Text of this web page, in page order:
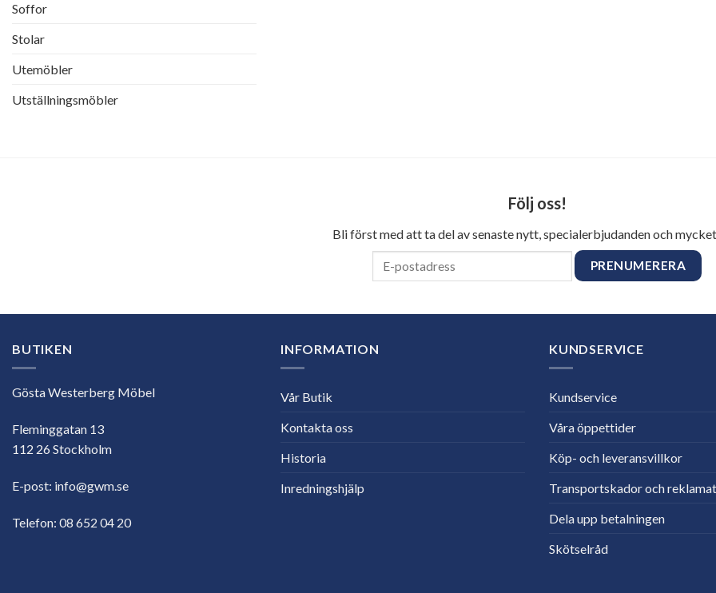
Soffor
Stolar
Utemöbler
Utställningsmöbler
Följ oss!
Bli först med att ta del av senaste nytt, specialerbjudanden och
BUTIKEN
Gösta Westerberg Möbel
Fleminggatan 13
112 26 Stockholm
E-post: info@gwm.se
Telefon: 08 652 04 20
INFORMATION
Vår Butik
Kontakta oss
Historia
Inredningshjälp
KUNDSERVICE
Kundservice
Våra öppettider
Köp- och leveransvillkor
Transportskador och
Dela upp betalningen
Skötselråd